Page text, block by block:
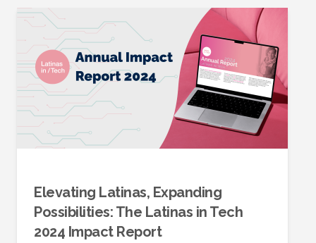
Elevating Latinas, Expanding
Possibilities: The Latinas in Tech
2024 Impact Report